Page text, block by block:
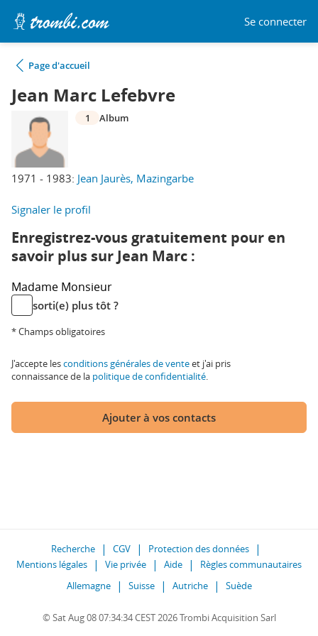
Se connecter
Page d'accueil
Jean Marc Lefebvre
1971 - 1983: Jean Jaurès, Mazingarbe
1 Album
Signaler le profil
Enregistrez-vous gratuitement pour en
savoir plus sur Jean Marc :
Madame Monsieur
sorti(e) plus tôt ?
* Champs obligatoires
J'accepte lesconditions générales de venteet j'ai pris
connaissance de la politique de confidentialité.
Ajouter à vos contacts
Recherche CGV
Protection des données
Mentions légales
Vie privée Aide
Règles communautaires
Allemagne
Suisse Autriche Suède
© Sat Aug 08 07:34:34 CEST 2026 Trombi Acquisition Sarl